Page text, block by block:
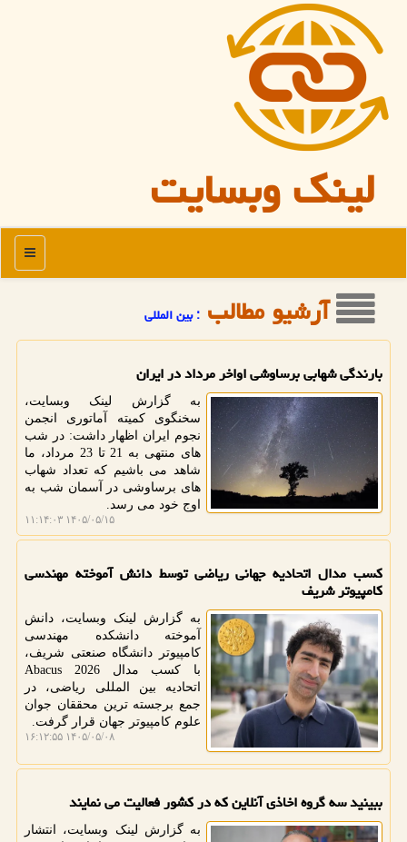
لینک وبسایت
منو
آرشیو مطالب : بین المللی
بارندگی شهابی برساوشی اواخر مرداد در ایران
به گزارش لینک وبسایت،
سخنگوی کمیته آماتوری انجمن
نجوم ایران اظهار داشت: در شب
های منتهی به 21 تا 23 مرداد، ما
شاهد می باشیم که تعداد شهاب
های برساوشی در آسمان شب به
اوج خود می رسد.
۱۴۰۵/۰۵/۱۵ ۱۱:۱۴:۰۳
کسب مدال اتحادیه جهانی ریاضی توسط دانش آموخته مهندسی
کامپیوتر شریف
به گزارش لینک وبسایت، دانش
آموخته دانشکده مهندسی
کامپیوتر دانشگاه صنعتی شریف،
با کسب مدال Abacus 2026
اتحادیه بین المللی ریاضی، در
جمع برجسته ترین محققان جوان
علوم کامپیوتر جهان قرار گرفت.
۱۴۰۵/۰۵/۰۸ ۱۶:۱۲:۵۵
ببینید سه گروه اخاذی آنلاین که در کشور فعالیت می نمایند
به گزارش لینک وبسایت، انتشار